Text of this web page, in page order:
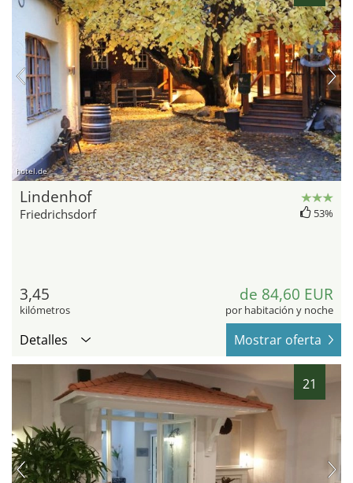
hotel.de
Lindenhof
Friedrichsdorf 53%
3,45
kilómetros
de 84,60 EUR
por habitación y noche
Detalles Mostrar oferta
21